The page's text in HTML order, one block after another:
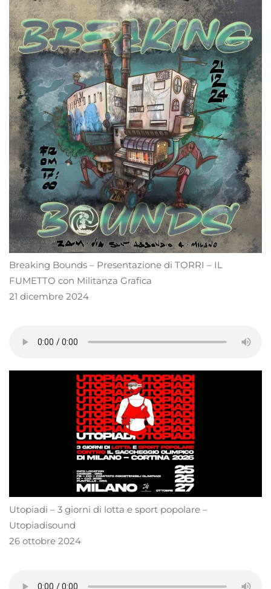
Breaking Bounds – Presentazione di TORRI – IL
FUMETTO con Militanza Grafica
21 dicembre 2024
Utopiadi – 3 giorni di lotta e sport popolare –
Utopiadisound
26 ottobre 2024